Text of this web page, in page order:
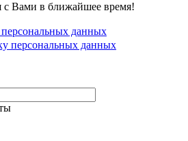
с Вами в ближайшее время!
данных
персональных данных